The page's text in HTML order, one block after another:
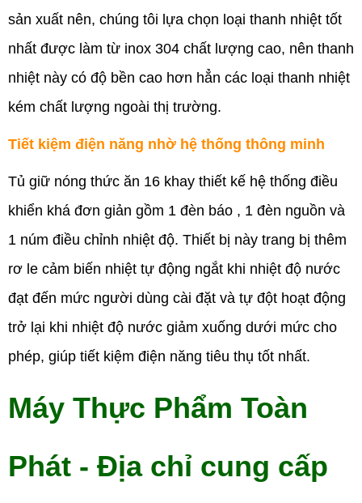
sản xuất nên, chúng tôi lựa chọn loại thanh nhiệt tốt
nhất được làm từ inox 304 chất lượng cao, nên thanh
nhiệt này có độ bền cao hơn hẳn các loại thanh nhiệt
kém chất lượng ngoài thị trường.
Tiết kiệm điện năng nhờ hệ thống thông minh
Tủ giữ nóng thức ăn 16 khay thiết kế hệ thống điều
khiển khá đơn giản gồm 1 đèn báo , 1 đèn nguồn và
1 núm điều chỉnh nhiệt độ. Thiết bị này trang bị thêm
rơ le cảm biến nhiệt tự động ngắt khi nhiệt độ nước
đạt đến mức người dùng cài đặt và tự đột hoạt động
trở lại khi nhiệt độ nước giảm xuống dưới mức cho
phép, giúp tiết kiệm điện năng tiêu thụ tốt nhất.
Máy Thực Phẩm Toàn
Phát - Địa chỉ cung cấp